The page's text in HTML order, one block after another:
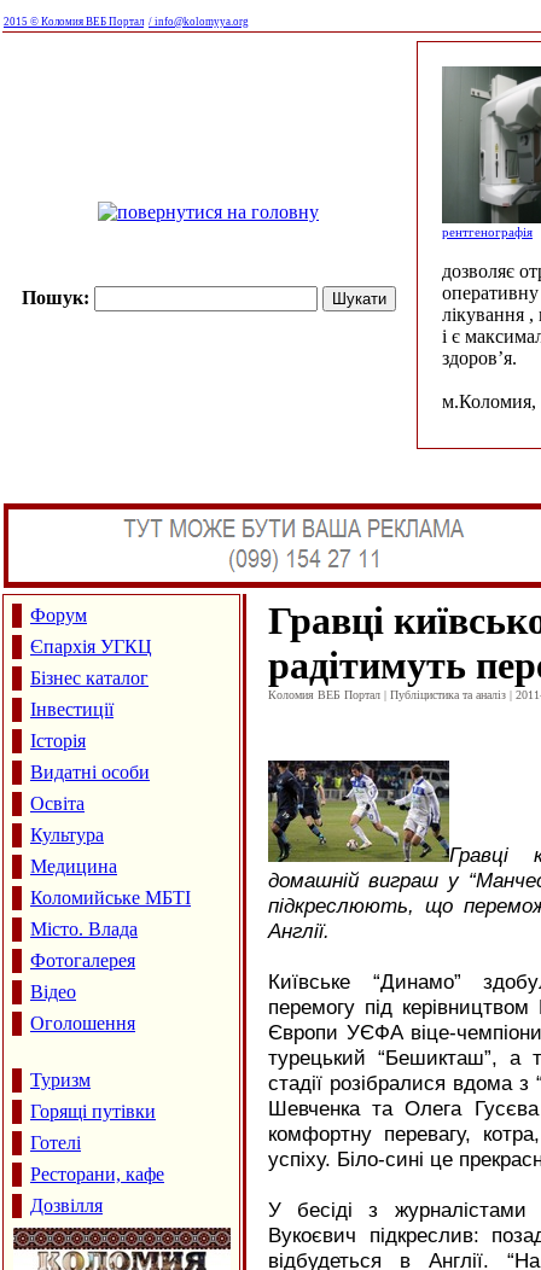
2015 © Коломия ВЕБ Портал / info@kolomyya.org
Пошук:
рентгенографія
дозволяє
лікування ,
і є
здоров’я.
м.Коломия,
Форум
Єпархія УГКЦ
Бізнес каталог
Інвестиції
Історія
Видатні особи
Освіта
Культура
Медицина
Коломийське МБТІ
Місто. Влада
Фотогалерея
Відео
Оголошення
Туризм
Горящі путівки
Готелі
Ресторани, кафе
Дозвілля
Гравці
радітимуть
Коломия ВЕБ Портал | Публіцистика та аналіз |
Гравці
домашній виграш у
підкреслюють, що
Англії.
Київське “Динамо”
перемогу під
Європи УЄФА віце-
турецький “Бешикташ”, а
стадії розібралися вдома
Шевченка та Олега
комфортну перевагу,
успіху. Біло-сині це
У бесіді з журналістами
Вукоєвич підкреслив:
відбудеться в Англії.